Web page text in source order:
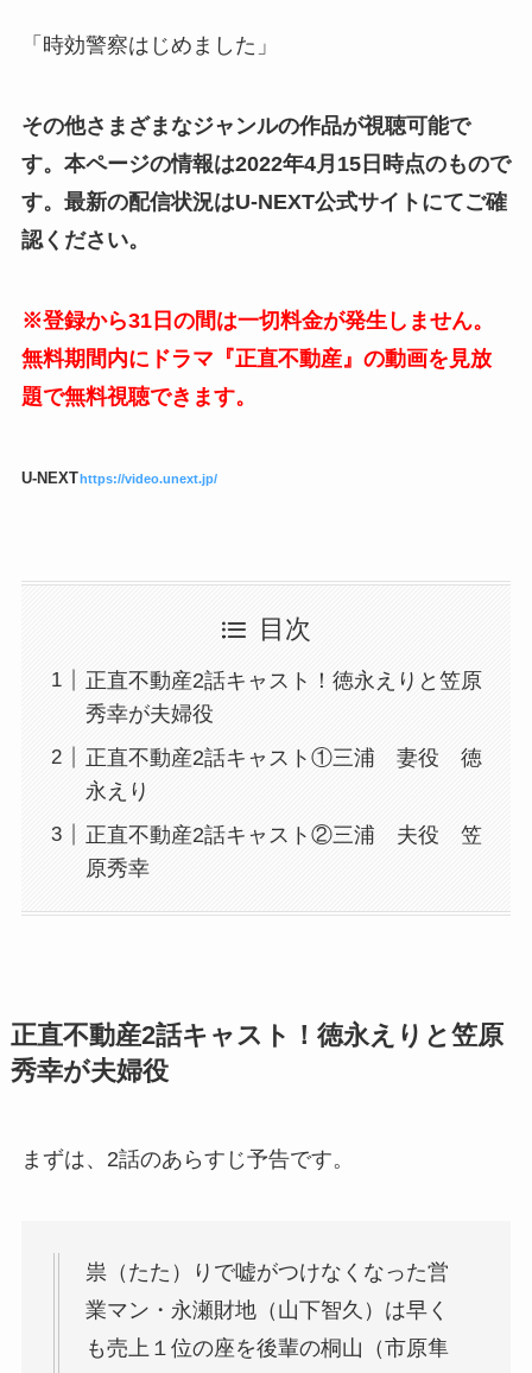
「時効警察はじめました」
その他さまざまなジャンルの作品が視聴可能で
す。本ページの情報は2022年4月15日時点のもので
す。最新の配信状況はU-NEXT公式サイトにてご確
認ください。
※登録から31日の間は一切料金が発生しません。
無料期間内にドラマ『正直不動産』の動画を見放
題で無料視聴できます。
U-NEXT https://video.unext.jp/
目次
正直不動産2話キャスト！徳永えりと笠原
秀幸が夫婦役
正直不動産2話キャスト①三浦 妻役 徳
永えり
正直不動産2話キャスト②三浦 夫役 笠
原秀幸
正直不動産2話キャスト！徳永えりと笠原
秀幸が夫婦役
まずは、2話のあらすじ予告です。
祟（たた）りで嘘がつけなくなった営
業マン・永瀬財地（山下智久）は早く
も売上１位の座を後輩の桐山（市原隼